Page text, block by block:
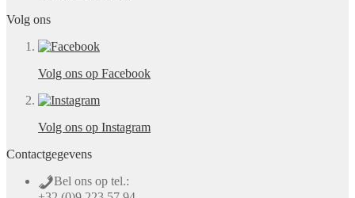
Volg ons
Volg ons op Facebook
Volg ons op Instagram
Contactgegevens
Bel ons op tel.: